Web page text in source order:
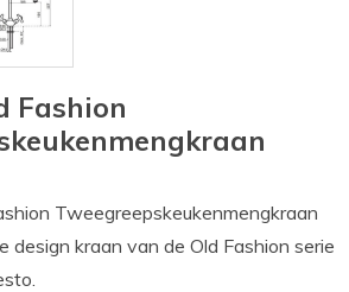
Fashion
Tweegreepskeukenmengkraan
design kraan van de Old Fashion serie